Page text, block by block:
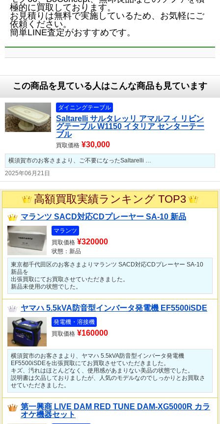
極的に買取しております。
お見積りは無料で実施しているため、お気軽にご
依頼ください。
簡単LINE査定がおすすめです。
この商品を見ている人はこんな商品も見ています
ダイニングテーブル
Saltarelli サルタレッリ アマルフィ リビン
グテーブル W1150 イタリア センターテー
ブル
買取価格 ¥30,000
横須賀市のお客さまより、ご不要になったSaltarelli …
2025年06月21日
高額買取実績ランキング TOP3
マランツ SACD対応CDプレーヤー SA-10 新品
マランツ
買取価格 ¥320000
状態：新品
東京都千代田区のお客さまよりマランツ SACD対応CDプレーヤー SA-10
新品を
出張買取にてお買取させていただきました。
新品未使用の状態でした。
ヤマハ 5.5kVA防音型インバータ発電機 EF5500iSDE
発電機・溶接機
買取価格 ¥160000
横須賀市のお客さまより、ヤマハ 5.5kVA防音型インバータ発電機
EF5500iSDEを出張買取にてお買取させていただきました。
キズ、汚れはほとんどなく、使用感があまりない美品の状態でした。
説明書は欠品しておりましたが、人気のモデルなのでしっかりとお買取さ
せていただきました。
第一興商 LIVE DAM RED TUNE DAM-XG5000R カラ
オケ機器セット